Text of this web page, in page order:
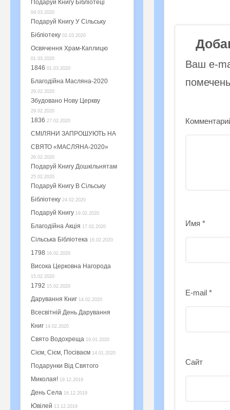
Подаруй Книгу Бібліотеці
04.03.2020
Подаруй Книгу У Сільську
Бібліотеку 02.03.2020
Освячення Храм-Каплицю
01.03.2020
1846 01.03.2020
Благодійна Масляна-2020
29.02.2020
Збудовано Нову Церкву
29.02.2020
1836 27.02.2020
СМІЛЯНИ ЗАПРОШУЮТЬ НА
СВЯТО «МАСЛЯНА-2020»
26.02.2020
Подаруй Книгу Дошкільнятам
25.02.2020
Подаруй Книгу В Сільську
Бібліотеку 24.02.2020
Подаруй Книгу 19.02.2020
Благодійна Акція 17.02.2020
Сільська Бібліотека 16.02.2020
1798 16.02.2020
Висока Церковна Нагорода
15.02.2020
1792 15.02.2020
Дарування Книг 14.02.2020
Всесвітній День Дарування
Книг 14.02.2020
Свято Водохреща 19.01.2020
Сієм, Сієм, Посіваєм 14.01.2020
Подарунки Від Святого
Миколая! 19.12.2019
День Села 16.12.2019
Ювілей 13.12.2019
Ваш e-
Имя *
E-mail *
Сайт